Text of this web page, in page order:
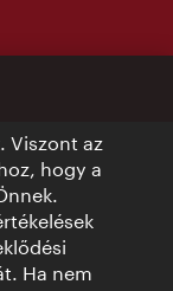
Viszont az
hogy a
Ha nem